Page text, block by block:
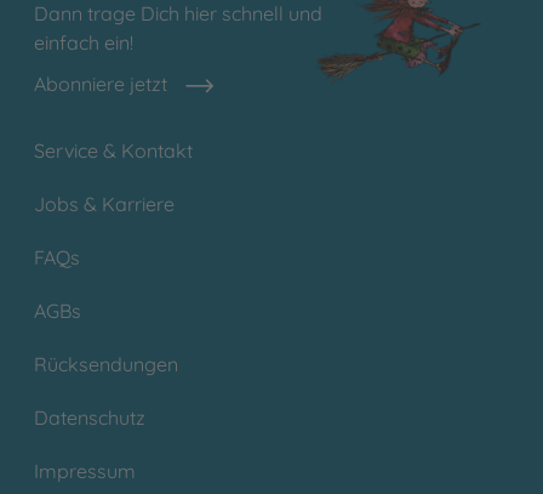
Dann trage Dich hier schnell und
einfach ein!
Abonniere jetzt
Service & Kontakt
Jobs & Karriere
FAQs
AGBs
Rücksendungen
Datenschutz
Impressum